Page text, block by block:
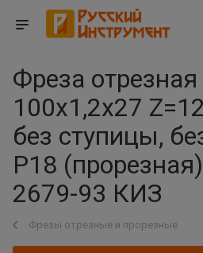
Фреза отрезная
100х1,2х27
без ступицы,
Р18
2679-93 КИЗ
Фрезы отрезные и прорезные